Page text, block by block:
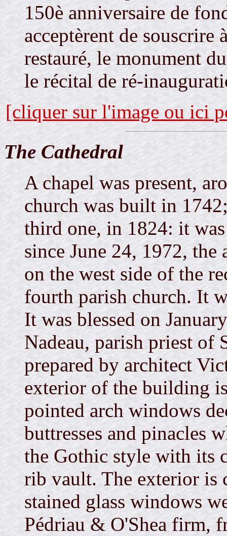
150è anniversaire de
acceptèrent de
restauré, le monument
le récital de ré-
[cliquer sur l'image ou ici
The Cathedral
A chapel was present,
church was built in
third one, in 1824: it
since June 24, 1972,
on the west side of the
fourth parish church. It
It was blessed on
Nadeau, parish priest of
prepared by architect
exterior of the building
pointed arch windows
buttresses and pinacles
the Gothic style with its
rib vault. The exterior is
stained glass windows
Pédriau & O'Shea firm,